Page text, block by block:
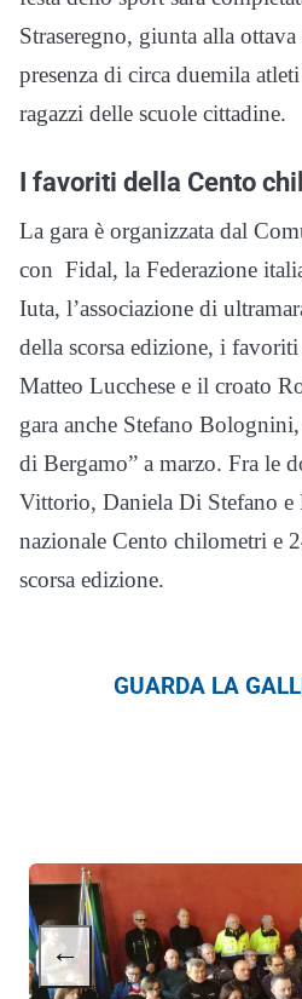
Straseregno, giunta alla
presenza di circa duemila
ragazzi delle scuole cittadine.
I favoriti della Cento
La gara è organizzata dal
con Fidal, la Federazione
Iuta, l’associazione di
della scorsa edizione, i
Matteo Lucchese e il croato
gara anche Stefano
di Bergamo” a marzo. Fra le
Vittorio, Daniela Di Stefano e
nazionale Cento chilometri e
scorsa edizione.
GUARDA LA
←